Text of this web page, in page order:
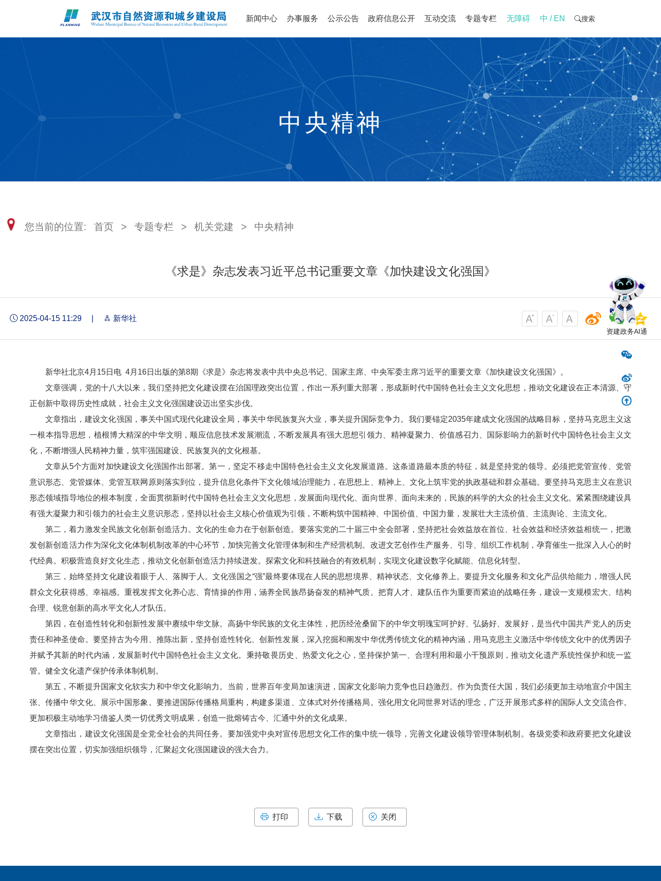
新闻中心 办事服务 公示公告 政府信息公开 互动交流 专题专栏 无障碍 中 / EN 搜索
资建政务AI通
中央精神
您当前的位置: 首页 > 专题专栏 > 机关党建 > 中央精神
《求是》杂志发表习近平总书记重要文章《加快建设文化强国》
2025-04-15 11:29 新华社
新华社北京4月15日电 4月16日出版的第8期《求是》杂志将发表中共中央总书记、国家主席、中央军委主席习近平的重要文章《加快建设文化强国》。
文章强调，党的十八大以来，我们坚持把文化建设摆在治国理政突出位置，作出一系列重大部署，形成新时代中国特色社会主义文化思想，推动文化建设在正本清源、守
正创新中取得历史性成就，社会主义文化强国建设迈出坚实步伐。
文章指出，建设文化强国，事关中国式现代化建设全局，事关中华民族复兴大业，事关提升国际竞争力。我们要锚定2035年建成文化强国的战略目标，坚持马克思主义这
一根本指导思想，植根博大精深的中华文明，顺应信息技术发展潮流，不断发展具有强大思想引领力、精神凝聚力、价值感召力、国际影响力的新时代中国特色社会主义文
化，不断增强人民精神力量，筑牢强国建设、民族复兴的文化根基。
文章从5个方面对加快建设文化强国作出部署。第一，坚定不移走中国特色社会主义文化发展道路。这条道路最本质的特征，就是坚持党的领导。必须把党管宣传、党管
意识形态、党管媒体、党管互联网原则落实到位，提升信息化条件下文化领域治理能力，在思想上、精神上、文化上筑牢党的执政基础和群众基础。要坚持马克思主义在意识
形态领域指导地位的根本制度，全面贯彻新时代中国特色社会主义文化思想，发展面向现代化、面向世界、面向未来的，民族的科学的大众的社会主义文化。紧紧围绕建设具
有强大凝聚力和引领力的社会主义意识形态，坚持以社会主义核心价值观为引领，不断构筑中国精神、中国价值、中国力量，发展壮大主流价值、主流舆论、主流文化。
第二，着力激发全民族文化创新创造活力。文化的生命力在于创新创造。要落实党的二十届三中全会部署，坚持把社会效益放在首位、社会效益和经济效益相统一，把激
发创新创造活力作为深化文化体制机制改革的中心环节，加快完善文化管理体制和生产经营机制。改进文艺创作生产服务、引导、组织工作机制，孕育催生一批深入人心的时
代经典。积极营造良好文化生态，推动文化创新创造活力持续迸发。探索文化和科技融合的有效机制，实现文化建设数字化赋能、信息化转型。
第三，始终坚持文化建设着眼于人、落脚于人。文化强国之“强”最终要体现在人民的思想境界、精神状态、文化修养上。要提升文化服务和文化产品供给能力，增强人民
群众文化获得感、幸福感。重视发挥文化养心志、育情操的作用，涵养全民族昂扬奋发的精神气质。把育人才、建队伍作为重要而紧迫的战略任务，建设一支规模宏大、结构
合理、锐意创新的高水平文化人才队伍。
第四，在创造性转化和创新性发展中赓续中华文脉。高扬中华民族的文化主体性，把历经沧桑留下的中华文明瑰宝呵护好、弘扬好、发展好，是当代中国共产党人的历史
责任和神圣使命。要坚持古为今用、推陈出新，坚持创造性转化、创新性发展，深入挖掘和阐发中华优秀传统文化的精神内涵，用马克思主义激活中华传统文化中的优秀因子
并赋予其新的时代内涵，发展新时代中国特色社会主义文化。秉持敬畏历史、热爱文化之心，坚持保护第一、合理利用和最小干预原则，推动文化遗产系统性保护和统一监
管。健全文化遗产保护传承体制机制。
第五，不断提升国家文化软实力和中华文化影响力。当前，世界百年变局加速演进，国家文化影响力竞争也日趋激烈。作为负责任大国，我们必须更加主动地宣介中国主
张、传播中华文化、展示中国形象。要推进国际传播格局重构，构建多渠道、立体式对外传播格局。强化用文化同世界对话的理念，广泛开展形式多样的国际人文交流合作。
更加积极主动地学习借鉴人类一切优秀文明成果，创造一批熔铸古今、汇通中外的文化成果。
文章指出，建设文化强国是全党全社会的共同任务。要加强党中央对宣传思想文化工作的集中统一领导，完善文化建设领导管理体制机制。各级党委和政府要把文化建设
摆在突出位置，切实加强组织领导，汇聚起文化强国建设的强大合力。
打印 下载 关闭